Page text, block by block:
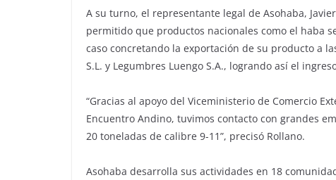
A su turno, el representante legal de Asohaba,
permitido que productos nacionales como el haba
caso concretando la exportación de su producto a
S.L. y Legumbres Luengo S.A., logrando así el
“Gracias al apoyo del Viceministerio de Comercio
Encuentro Andino, tuvimos contacto con grandes
20 toneladas de calibre 9-11”, precisó Rollano.
Asohaba desarrolla sus actividades en 18